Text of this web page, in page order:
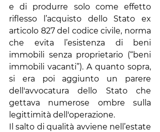
e di produrre solo come effetto
riflesso l’acquisto dello Stato ex
articolo 827 del codice civile, norma
che evita l’esistenza di beni
immobili senza proprietario (“beni
immobili vacanti”). A quanto sopra,
si era poi aggiunto un parere
dell'avvocatura dello Stato che
gettava numerose ombre sulla
legittimità dell'operazione.
Il salto di qualità avviene nell’estate